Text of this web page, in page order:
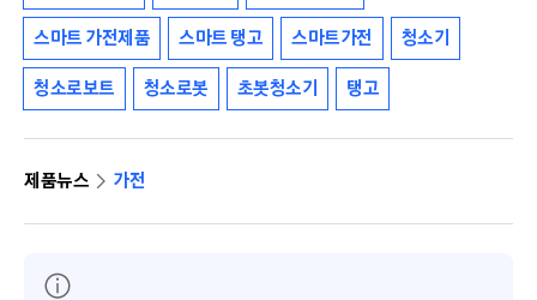
스마트 가전제품 스마트 탱고 스마트가전 청소기
청소로보트 청소로봇 초봇청소기 탱고
제품뉴스 가전